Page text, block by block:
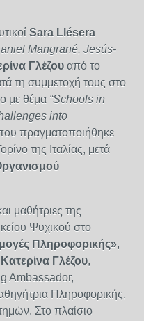
Sara Llésera
Mangrané, Jesús-
Γλέζου από το
τη συμμετοχή τους στο
με θέμα “Schools in
into
πραγματοποιήθηκε
της Ιταλίας, μετά
μαθήτριες της
Ψυχικού στο
Πληροφορικής»,
Γλέζου,
Ambassador,
Πληροφορικής,
Στο πλαίσιο